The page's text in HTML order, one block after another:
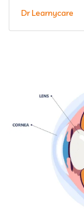
Dr Learnycare